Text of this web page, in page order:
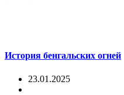
История бенгальских огней
23.01.2025